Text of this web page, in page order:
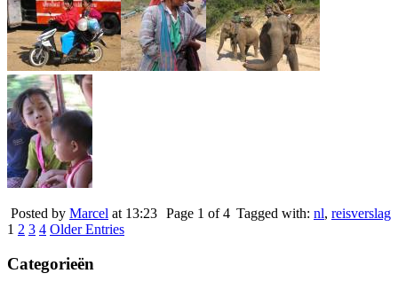
Posted by Marcel at 13:23 Tagged with: nl, reisverslag
Page 1 of 4
1 2 3 4 Older Entries
Categorieën